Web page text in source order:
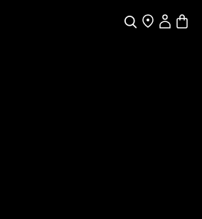
Søk
Finn enMin Konto